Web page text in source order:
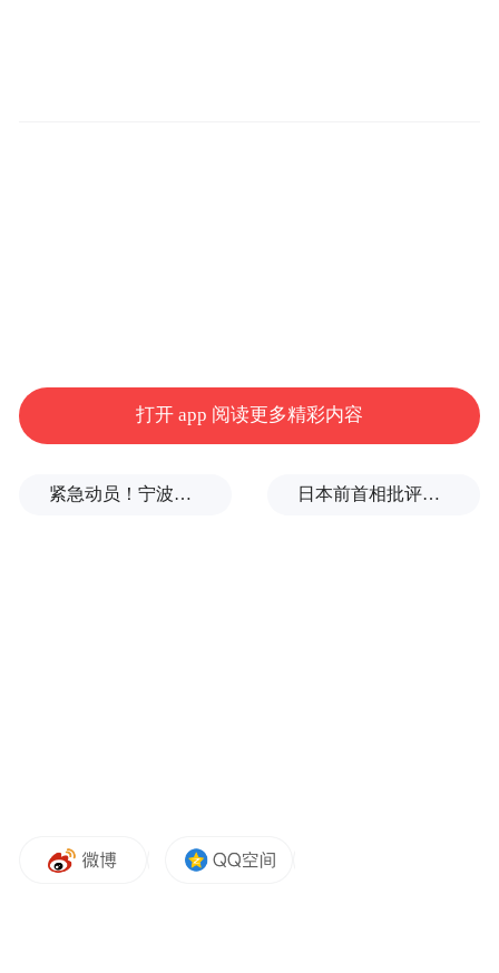
超音速导弹射程2150公里，使用固体燃料，
采用两级结构，速度高达16马赫，具有高机
动性，能避开强大的防空系统”。
以军3月18日突然大规模空袭巴勒斯坦加沙地
带，并随即恢复在加沙地带的地面行动。从
打开 app 阅读更多精彩内容
紧急动员！宁波、温州、金华、舟山、台州、丽水等市市长，发表电视讲话 日本前首相批评高市在处理中美关系上缺乏战略